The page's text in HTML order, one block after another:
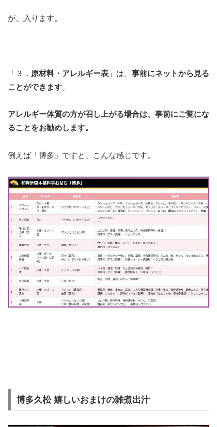
が、入ります。
「３． 原材料・アレルギー表 」は、 事前にネットから見る
ことができます。
アレルギー体質の方が召し上がる場合は、事前にご覧にな
ることをお勧めします。
例えば「博多」ですと、こんな感じです。
博多久松 嬉しいおまけの雑煮出汁